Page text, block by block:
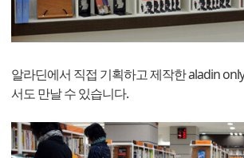
알라딘에서 직접 기획하고 제작한 aladin
서도 만날 수 있습니다.